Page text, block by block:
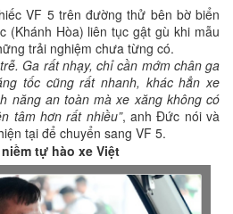
VF 5 trên đường thử bên bờ biển
(Khánh Hòa) liên tục gật gù khi mẫu
trải nghiệm chưa từng có.
Ga rất nhạy, chỉ cần mớm chân ga
tốc cũng rất nhanh, khác hẳn xe
năng an toàn mà xe xăng không có
tâm hơn rất nhiều”, anh Đức nói và
tại để chuyển sang VF 5.
tự hào xe Việt